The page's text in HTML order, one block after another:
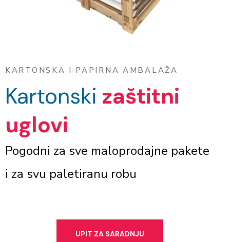
KARTONSKA I PAPIRNA AMBALAŽA
Kartonski zaštitni
uglovi
Pogodni za sve maloprodajne pakete
i za svu paletiranu robu
UPIT ZA SARADNJU